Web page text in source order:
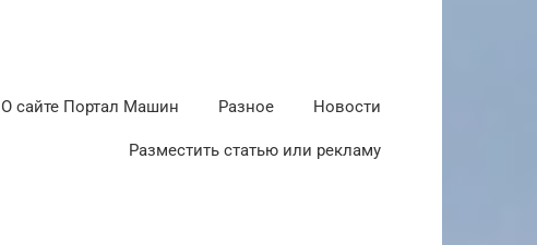
О сайте Портал Машин Разное Новости
Разместить статью или рекламу